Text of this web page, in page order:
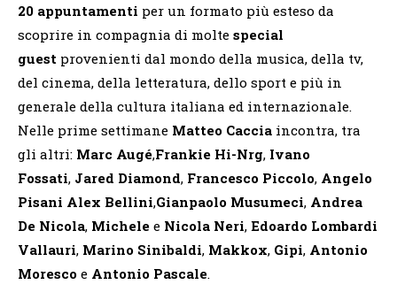
20 appuntamenti per un formato più esteso da
scoprire in compagnia di molte special
guest provenienti dal mondo della musica, della tv,
del cinema, della letteratura, dello sport e più in
generale della cultura italiana ed internazionale.
Nelle prime settimane Matteo Caccia incontra, tra
gli altri: Marc Augé,Frankie Hi-Nrg, Ivano
Fossati, Jared Diamond, Francesco Piccolo, Angelo
Pisani Alex Bellini,Gianpaolo Musumeci, Andrea
De Nicola, Michele e Nicola Neri, Edoardo Lombardi
Vallauri, Marino Sinibaldi, Makkox, Gipi, Antonio
Moresco e Antonio Pascale.